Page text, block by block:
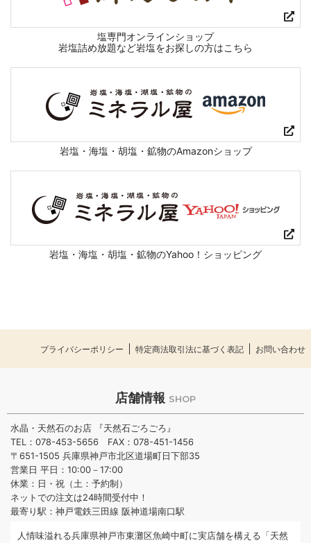
塩専門オンラインショップ
岩塩詰め放題など岩塩をお探しの方はこちら
岩塩・海塩・胡塩・鉱物のAmazonショップ
岩塩・海塩・胡塩・鉱物のYahoo！ショッピング
プライバシーポリシー 特定商法取引法に基づく表記 お問い合わせ
店舗情報 SHOP
水晶・天然石のお店 『天然石ごろごろ』
TEL：078-453-5656 FAX：078-451-1456
〒651-1505 兵庫県神戸市北区道場町日下部35
営業日 平日：10:00－17:00
休業：日・祝（土：予約制）
ネットでの注文は24時間受付中！
最寄り駅：神戸電鉄三田線 阪神道場南口駅
人情味溢れる兵庫県神戸市東灘区魚崎中町に実店舗を構える「天然